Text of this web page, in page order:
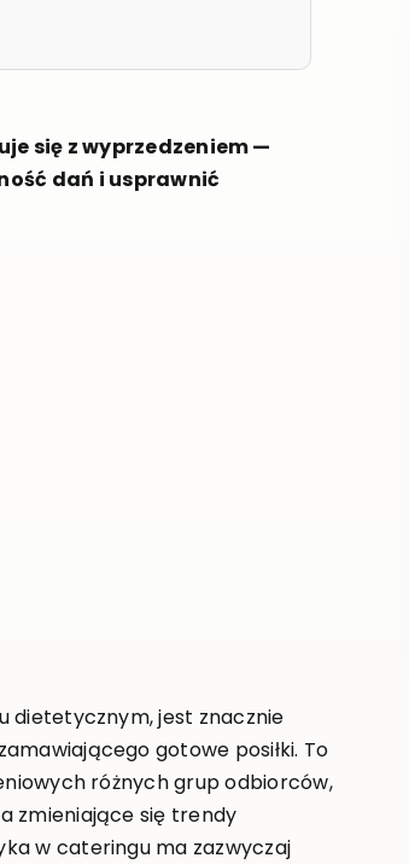
się z wyprzedzeniem —
dań i usprawnić
dietetycznym, jest znacznie
gotowe posiłki. To
różnych grup odbiorców,
zmieniające się trendy
w cateringu ma zazwyczaj